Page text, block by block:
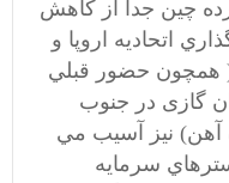
چين جدا از كاهش
اتحاديه اروپا و
همچون حضور قبلي
گازی در جنوب
آهن) نيز آسيب مي
سرمايه